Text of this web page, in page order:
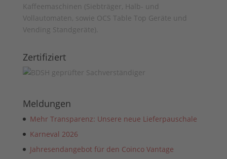
Kaffeemaschinen (Siebträger, Halb- und
Vollautomaten, sowie OCS Table Top Geräte und
Vending Standgeräte).
Zertifiziert
Meldungen
Mehr Transparenz: Unsere neue Lieferpauschale
Karneval 2026
Jahresendangebot für den Coinco Vantage